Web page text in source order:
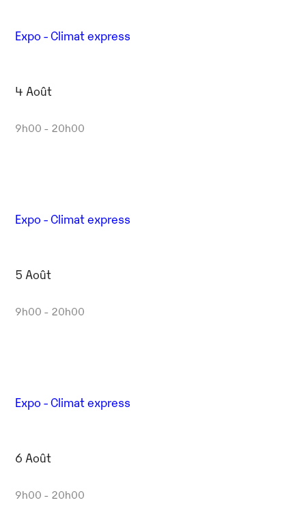
Expo - Climat express
4 Août
9h00 - 20h00
Expo - Climat express
5 Août
9h00 - 20h00
Expo - Climat express
6 Août
9h00 - 20h00